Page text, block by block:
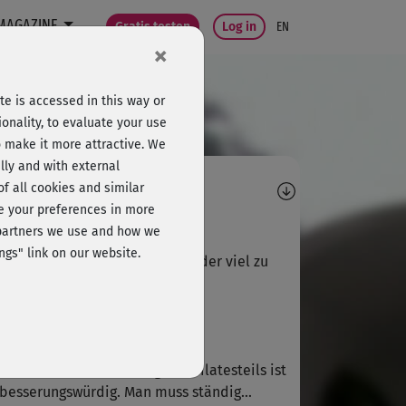
Gratis testen Log in EN
Anja297
Balanceübungen, aber leider viel zu
Flows! Die Anleitung des Pilatesteils ist
Man muss ständig...
×
is accessed in this way or
to evaluate your use
it more attractive. We
and with external
all cookies and similar
your preferences in more
we use and how we
link on our website.